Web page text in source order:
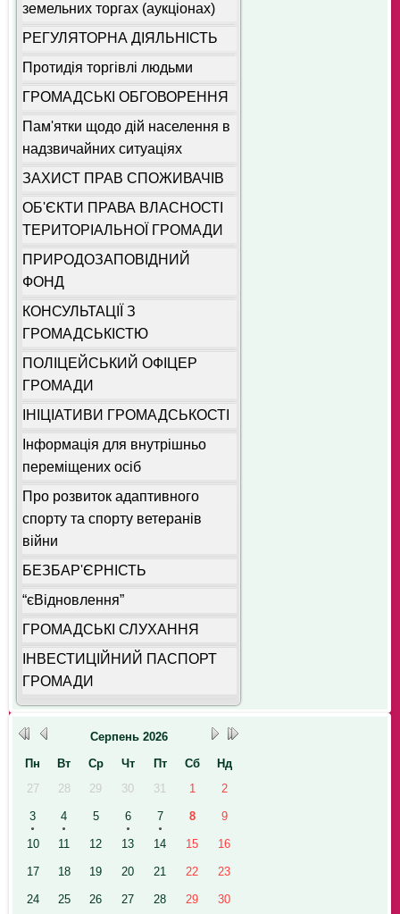
земельних торгах (аукціонах)
РЕГУЛЯТОРНА ДІЯЛЬНІСТЬ
Протидія торгівлі людьми
ГРОМАДСЬКІ ОБГОВОРЕННЯ
Пам'ятки щодо дій населення в
надзвичайних ситуаціях
ЗАХИСТ ПРАВ СПОЖИВАЧІВ
ОБ'ЄКТИ ПРАВА ВЛАСНОСТІ
ТЕРИТОРІАЛЬНОЇ ГРОМАДИ
ПРИРОДОЗАПОВІДНИЙ
ФОНД
КОНСУЛЬТАЦІЇ З
ГРОМАДСЬКІСТЮ
ПОЛІЦЕЙСЬКИЙ ОФІЦЕР
ГРОМАДИ
ІНІЦІАТИВИ ГРОМАДСЬКОСТІ
Інформація для внутрішньо
переміщених осіб
Про розвиток адаптивного
спорту та спорту ветеранів
війни
БЕЗБАР'ЄРНІСТЬ
“єВідновлення”
ГРОМАДСЬКІ СЛУХАННЯ
ІНВЕСТИЦІЙНИЙ ПАСПОРТ
ГРОМАДИ
Серпень 2026
Пн
Вт Ср Чт Пт Сб
Нд
27
28 29 30 31 1 2
3 4 5 6 7 8 9
10 11 12 13 14 15 16
17 18 19 20 21 22 23
24 25 26 27 28 29 30